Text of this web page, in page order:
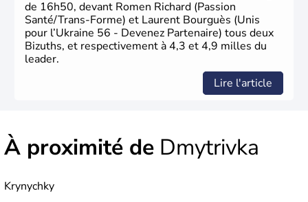
de 16h50, devant Romen Richard (Passion
Santé/Trans-Forme) et Laurent Bourguès (Unis
pour l’Ukraine 56 - Devenez Partenaire) tous deux
Bizuths, et respectivement à 4,3 et 4,9 milles du
leader.
Lire l'article
À proximité de Dmytrivka
Krynychky